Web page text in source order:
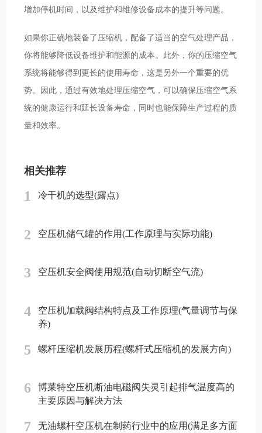
增加停机时间，以及维护和维修设备成本的提升等问题。
如果你正确地装备了压缩机，配备了适当的空气处理产品，
你将能够降低设备维护和能源的成本。此外，你的压缩空气
系统将能够得到更长的使用寿命，这是另外一个重要的优
势。因此，通过有效地处理压缩空气，可以确保压缩空气系
统的健康运行和延长设备寿命，同时也能保障生产过程的质
量和效率。
相关推荐
1 冷干机的选型(露点)
2 空压机储气罐的作用(工作原理与实际功能)
3 空压机安全阀使用规范(自动切断空气流)
4
空压机加载阀结构特点及工作原理(气量调节与保
养)
5 螺杆压缩机发展历程(螺杆式压缩机的发展方向)
6
博莱特空压机断油电磁阀失灵引起排气温度高的
主要原因与解决方法
7 无油螺杆空压机在制药行业中的应用(满足多方面